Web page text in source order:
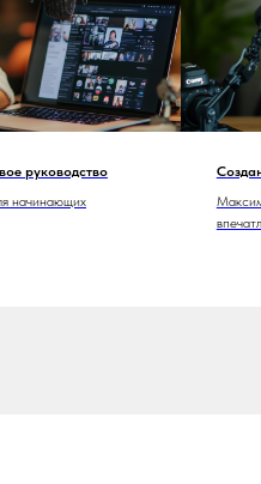
руководство
начинающих